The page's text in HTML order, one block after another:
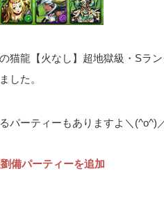
猫龍【火なし】超地獄級・Sラ
した。
パーティーもありますよ＼(^o^)
備パーティーを追加